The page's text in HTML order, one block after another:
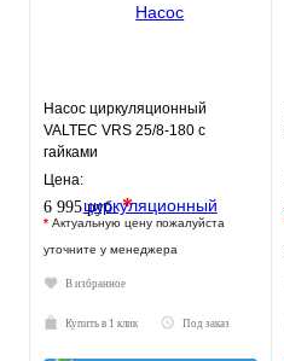
Насос циркуляционный
VALTEC VRS 25/8-180 с
гайками
Цена:
6 995 руб.*
* Актуальную цену пожалуйста
уточните у менеджера
В избранное
Купить в 1 клик Под заказ